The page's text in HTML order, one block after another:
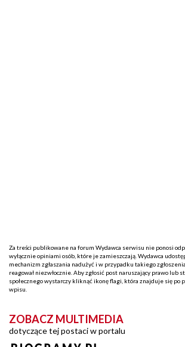
Za treści publikowane na forum Wydawca serwisu nie ponosi
wyłącznie opiniami osób, które je zamieszczają. Wydawca
mechanizm zgłaszania nadużyć i w przypadku takiego
reagował niezwłocznie. Aby zgłosić post naruszający prawo lub
społecznego wystarczy kliknąć ikonę flagi, która znajduje się po
wpisu.
ZOBACZ MULTIMEDIA
dotyczące tej postaci w portalu